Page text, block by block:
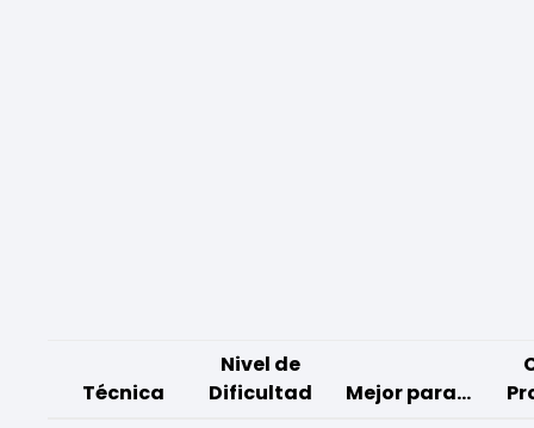
Técnica
Nivel de
Dificultad
Mejor para...